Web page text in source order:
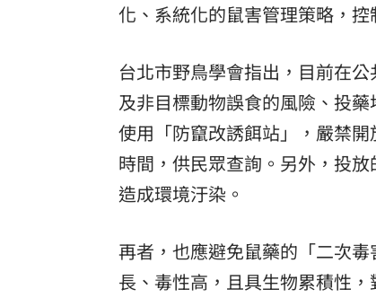
化、系統化的鼠害管理策略，
台北市野鳥學會指出，目前在
及非目標動物誤食的風險、投
使用「防竄改誘餌站」，嚴禁
時間，供民眾查詢。另外，投
造成環境汙染。
再者，也應避免鼠藥的「二次
長、毒性高，且具生物累積性